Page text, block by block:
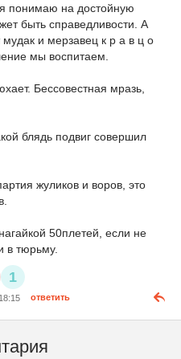
понимаю на достойную
быть справедливости. А
и мерзавец к р а в ц о
мы воспитаем.
Бессовестная мразь,
блядь подвиг совершил
жуликов и воров, это
50плетей, если не
в тюрьму.
1
ответить